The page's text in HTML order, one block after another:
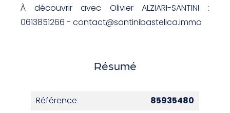
À découvrir avec Olivier ALZIARI-SANTINI :
0613851266 - contact@santinibastelica.immo
Résumé
Référence
85935480